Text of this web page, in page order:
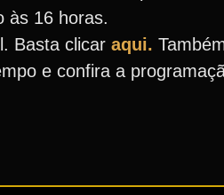
às 16 horas.
Basta clicar aqui.
e confira a